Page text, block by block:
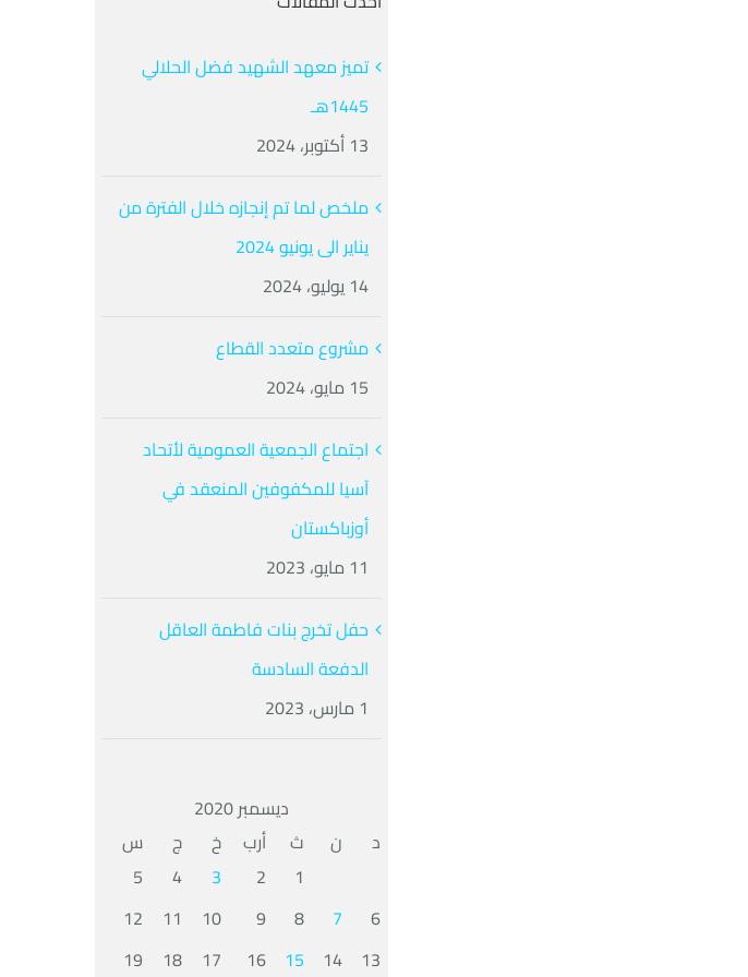
تميز معهد الشهيد فضل الحلالي
1445هـ
13 أكتوبر، 2024
ملخص لما تم إنجازه خلال الفترة من
يناير الى يونيو 2024
14 يوليو، 2024
مشروع متعدد القطاع
15 مايو، 2024
اجتماع الجمعية العمومية لأتحاد
آسيا للمكفوفين المنعقد في
أوزباكستان
11 مايو، 2023
حفل تخرج بنات فاطمة العاقل
الدفعة السادسة
1 مارس، 2023
ديسمبر 2020
د
ن ث أرب خ ج
س
1
2
3
4
5
6
7
8
9
10
11
12
13
14
15
16
17
18
19